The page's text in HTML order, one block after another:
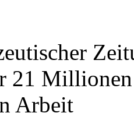
21
Arbeit